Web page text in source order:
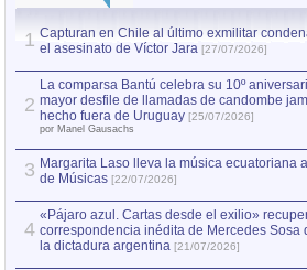
1 Capturan en Chile al último exmilitar
el asesinato de Víctor Jara [27/07/2026]
2
La comparsa Bantú celebra su 10º
mayor desfile de llamadas de candombe
hecho fuera de Uruguay [25/07/2026]
por Manel Gausachs
3 Margarita Laso lleva la música ecuatoriana
de Músicas [22/07/2026]
4
«Pájaro azul. Cartas desde el exilio»
correspondencia inédita de Mercedes Sosa
la dictadura argentina [21/07/2026]